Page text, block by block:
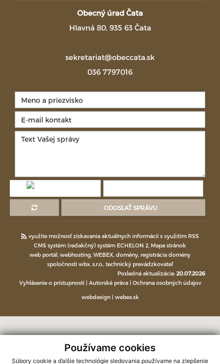
Používame cookies
Súbory cookie a ďalšie technológie sledovania používame na zlepšenie
Obecný úrad Čata
Hlavná 80, 935 63 Čata
sekretariat@obeccata.sk
036 7797016
ODOSLAŤ SPRÁVU
využite možnosť získavania aktuálnych informácií s využitím RSS
CMS systém (redakčný) systém ECHELON 2, Mapa stránok
web portál webhosting WEBEX domény registrácia domény
spoločnosti wbx, s.r.o., technický prevádzkovateľ
Posledná aktualizácia: 20.07.2026
Vyhlásenie o prístupnosti| Autorské práva| Ochrana osobných údajov
webdesign| webex.sk